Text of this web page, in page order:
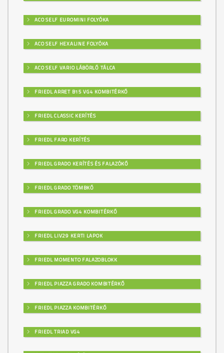
ACO SELF EUROMINI FOLYÓKA
ACO SELF HEXALINE FOLYÓKA
ACO SELF VARIO LÁBÖRLŐ TÁLCA
FRIEDL ARRET B15 VG4 KOMBITÉRKŐ
FRIEDL CLASSIC KERÍTÉS
FRIEDL FARO KERÍTÉS
FRIEDL GRADO KERÍTÉS ÉS FALAZÓKŐ
FRIEDL GRADO TÖMBKŐ
FRIEDL GRADO VG4 KOMBITÉRKŐ
FRIEDL LIV29 KERTI LAPOK
FRIEDL MOMENTO FALAZOBLOKK
FRIEDL PIAZZA GRADO KOMBITÉRKŐ
FRIEDL PIAZZA KOMBITÉRKŐ
FRIEDL TRIAD VG4